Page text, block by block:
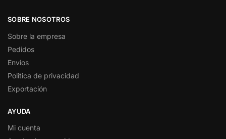
SOBRE NOSOTROS
Sobre la empresa
Pedidos
Envios
Politica de privacidad
Exportación
AYUDA
Mi cuenta